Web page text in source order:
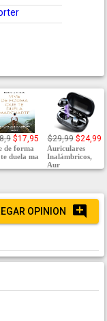
$17,95
de forma
duela ma
$29,99 $24,99
Auriculares
Inalámbricos,
Aur
OPINION